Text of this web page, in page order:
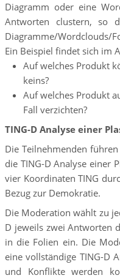
Diagramm oder eine
Antworten clustern, so
Diagramme/Wordclouds/
Ein Beispiel findet sich im
Auf welches Produkt
keins?
Auf welches Produkt
Fall verzichten?
TING-D Analyse einer
Die Teilnehmenden
die TING-D Analyse einer
vier Koordinaten TING
Bezug zur Demokratie.
Die Moderation wählt zu
D jeweils zwei Antworten
in die Folien ein. Die
eine vollständige TING-D
und Konflikte werden